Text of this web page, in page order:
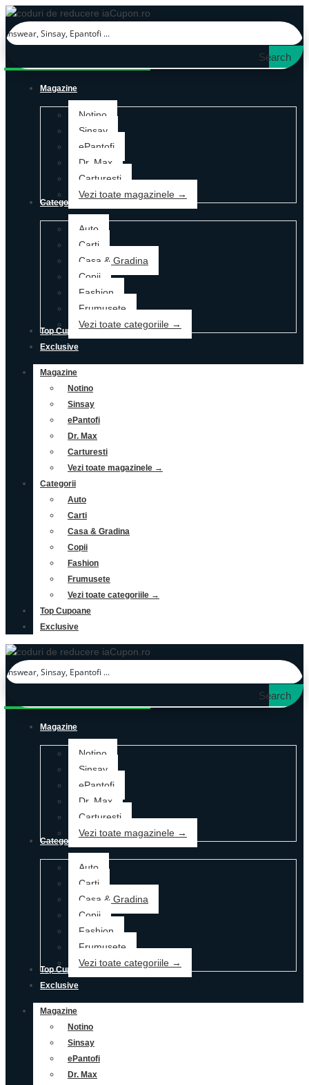
Search
Magazine
Notino
Sinsay
ePantofi
Dr. Max
Carturesti
Vezi toate magazinele →
Categorii
Auto
Carti
Casa & Gradina
Copii
Fashion
Frumusete
Vezi toate categoriile →
Top Cupoane
Exclusive
Magazine
Notino
Sinsay
ePantofi
Dr. Max
Carturesti
Vezi toate magazinele →
Categorii
Auto
Carti
Casa & Gradina
Copii
Fashion
Frumusete
Vezi toate categoriile →
Top Cupoane
Exclusive
Search
Magazine
Notino
Sinsay
ePantofi
Dr. Max
Carturesti
Vezi toate magazinele →
Categorii
Auto
Carti
Casa & Gradina
Copii
Fashion
Frumusete
Vezi toate categoriile →
Top Cupoane
Exclusive
Magazine
Notino
Sinsay
ePantofi
Dr. Max